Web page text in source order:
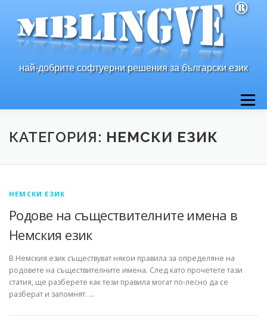
съдържанието
най-добрите софтуерни решения за български език
Меню
КАТЕГОРИЯ: НЕМСКИ ЕЗИК
НЕМСКИ ЕЗИК
Родове на съществителните имена в
Немския език
В Немския език съществуват някои правила за определяне на
родовете на съществителните имена. След като прочетете тази
статия, ще разберете как тези правила могат по-лесно да се
разберат и запомнят. …